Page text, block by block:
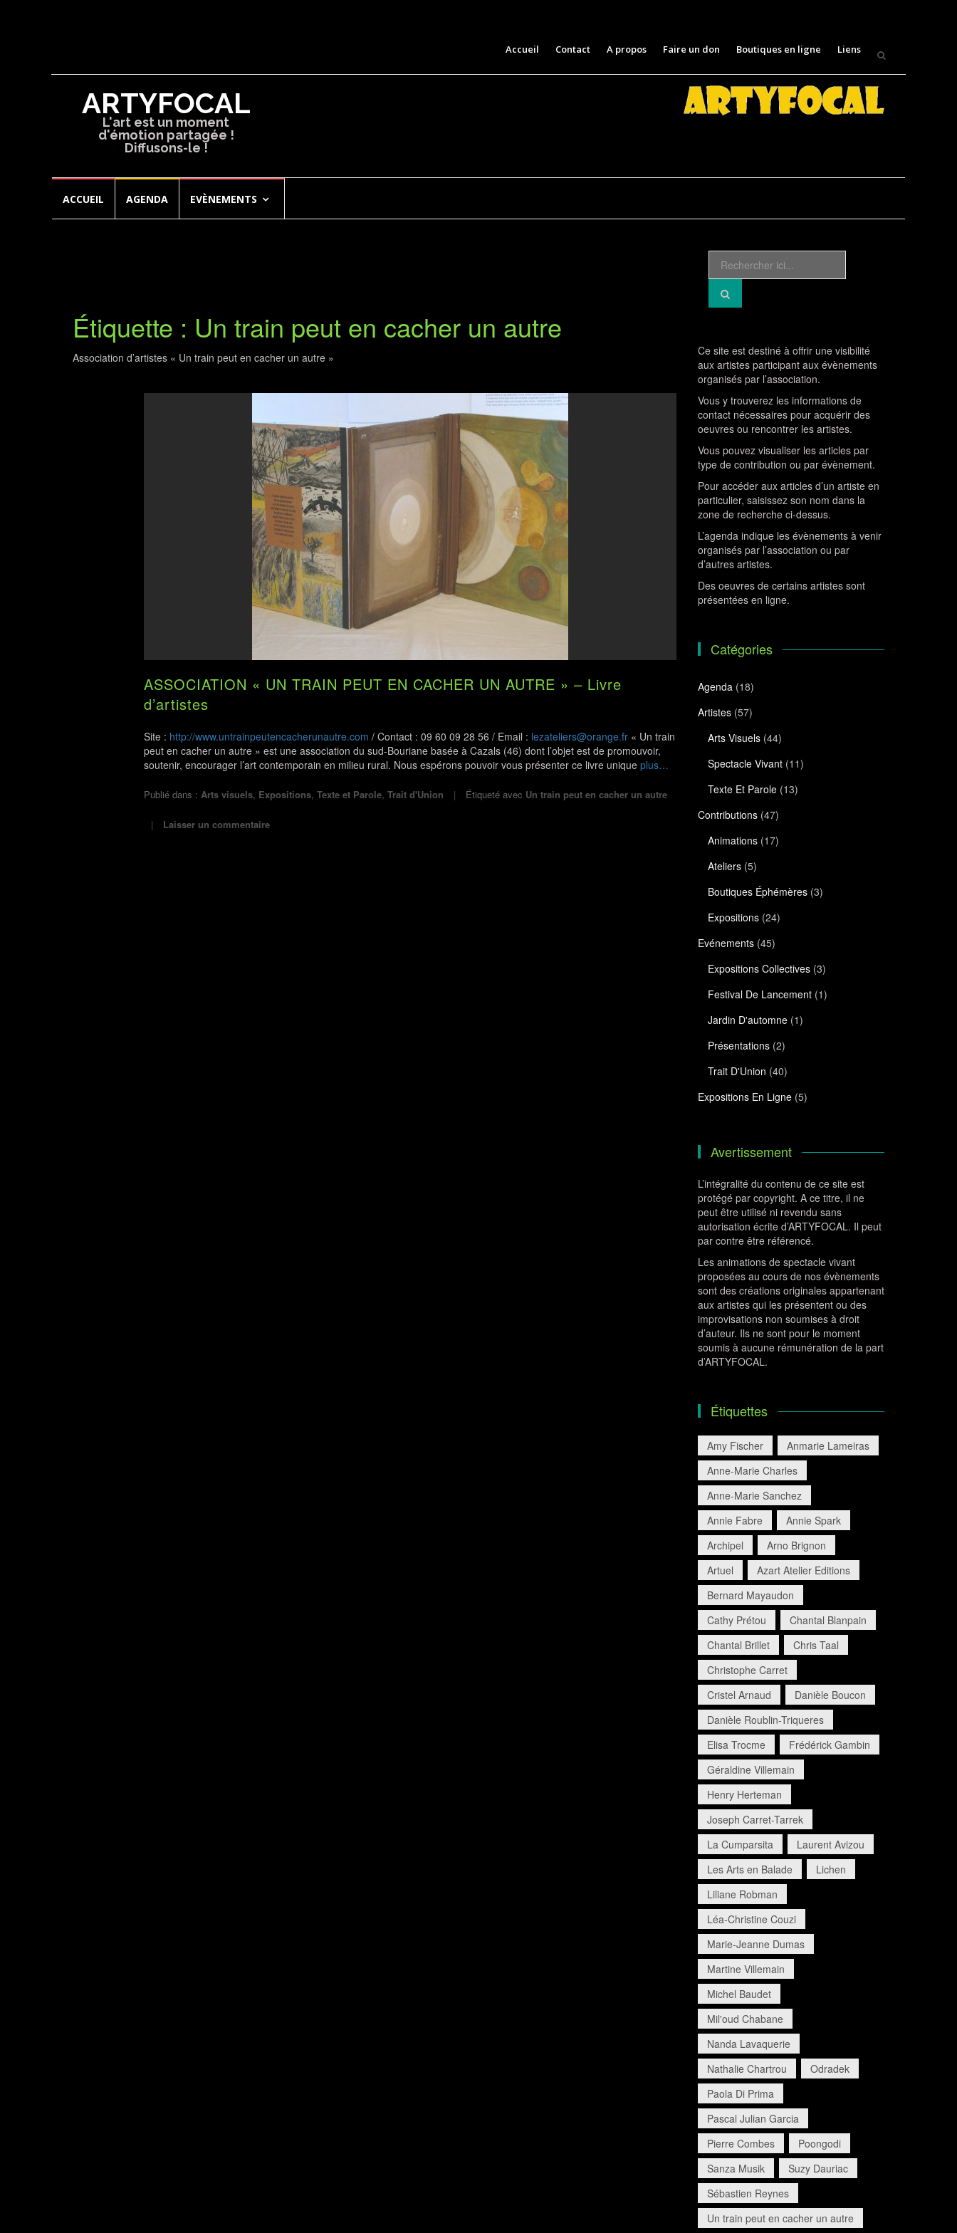
Aller
au
Accueil Contact A propos Faire un don Boutiques en ligne Liens
ARTYFOCAL
L'art est un moment
d'émotion partagée !
Diffusons-le !
auACCUEIL AGENDA EVÈNEMENTS
Étiquette : Un train peut en cacher un autre
Association d’artistes « Un train peut en cacher un autre »
ASSOCIATION « UN TRAIN PEUT EN CACHER UN AUTRE » – Livre
d’artistes
Site : http://www.untrainpeutencacherunautre.com / Contact : 09 60 09 28 56 / Email : lezateliers@orange.fr « Un train
peut en cacher un autre » est une association du sud-Bouriane basée à Cazals (46) dont l’objet est de promouvoir,
soutenir, encourager l’art contemporain en milieu rural. Nous espérons pouvoir vous présenter ce livre unique plus…
Publié dans : Arts visuels, Expositions, Texte et Parole, Trait d'Union Étiqueté avec Un train peut en cacher un autre
Laisser un commentaire
Recherche
pour
Ce site est destiné à offrir une visibilité
aux artistes participant aux évènements
organisés par l’association.
Vous y trouverez les informations de
contact nécessaires pour acquérir des
oeuvres ou rencontrer les artistes.
Vous pouvez visualiser les articles par
type de contribution ou par évènement.
Pour accéder aux articles d’un artiste en
particulier, saisissez son nom dans la
zone de recherche ci-dessus.
L’agenda indique les évènements à venir
organisés par l’association ou par
d’autres artistes.
Des oeuvres de certains artistes sont
présentées en ligne.
Catégories
Agenda(18)
Artistes(57)
Arts Visuels(44)
Spectacle Vivant(11)
Texte Et Parole(13)
Contributions(47)
Animations(17)
Ateliers(5)
Boutiques Éphémères(3)
Expositions(24)
Evénements(45)
Expositions Collectives(3)
Festival De Lancement(1)
Jardin D'automne(1)
Présentations(2)
Trait D'Union (40)
Expositions En Ligne(5)
Avertissement
L’intégralité du contenu de ce site est
protégé par copyright. A ce titre, il ne
peut être utilisé ni revendu sans
autorisation écrite d’ARTYFOCAL. Il peut
par contre être référencé.
Les animations de spectacle vivant
proposées au cours de nos évènements
sont des créations originales appartenant
aux artistes qui les présentent ou des
improvisations non soumises à droit
d’auteur. Ils ne sont pour le moment
soumis à aucune rémunération de la part
d’ARTYFOCAL.
Étiquettes
Amy Fischer
Anmarie Lameiras
Anne-Marie Charles
Anne-Marie Sanchez
Annie Fabre
Annie Spark
Archipel
Arno Brignon
Artuel
Azart Atelier Editions
Bernard Mayaudon
Cathy Prétou
Chantal Blanpain
Chantal Brillet
Chris Taal
Christophe Carret
Cristel Arnaud
Danièle Boucon
Danièle Roublin-Triqueres
Elisa Trocme
Frédérick Gambin
Géraldine Villemain
Henry Herteman
Joseph Carret-Tarrek
La Cumparsita
Laurent Avizou
Les Arts en Balade
Lichen
Liliane Robman
Léa-Christine Couzi
Marie-Jeanne Dumas
Martine Villemain
Michel Baudet
Mil'oud Chabane
Nanda Lavaquerie
Nathalie Chartrou
Odradek
Paola Di Prima
Pascal Julian Garcia
Pierre Combes
Poongodi
Sanza Musik
Suzy Dauriac
Sébastien Reynes
Un train peut en cacher un autre